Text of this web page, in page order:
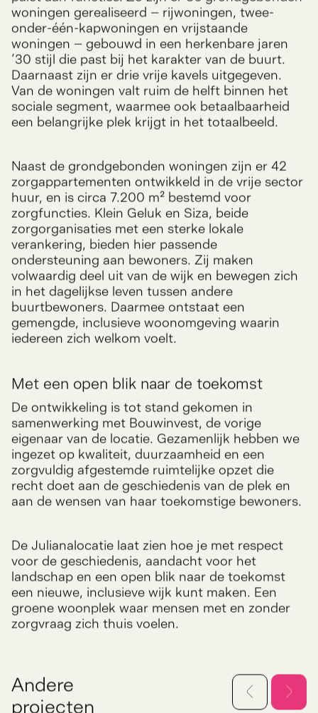
In het plan is ruimte gemaakt voor een breed
palet aan functies. Zo zijn er 86 grondgebonden
woningen gerealiseerd – rijwoningen, twee-
onder-één-kapwoningen en vrijstaande
woningen – gebouwd in een herkenbare jaren
’30 stijl die past bij het karakter van de buurt.
Daarnaast zijn er drie vrije kavels uitgegeven.
Van de woningen valt ruim de helft binnen het
sociale segment, waarmee ook betaalbaarheid
Naast de grondgebonden woningen zijn er 42
zorgappartementen ontwikkeld in de vrije sector
huur, en is circa 7.200 m² bestemd voor
zorgfuncties. Klein Geluk en Siza, beide
zorgorganisaties met een sterke lokale
verankering, bieden hier passende
ondersteuning aan bewoners. Zij maken
volwaardig deel uit van de wijk en bewegen zich
in het dagelijkse leven tussen andere
buurtbewoners. Daarmee ontstaat een
Met een open blik naar de toekomst
De ontwikkeling is tot stand gekomen in
samenwerking met Bouwinvest, de vorige
eigenaar van de locatie. Gezamenlijk hebben we
ingezet op kwaliteit, duurzaamheid en een
zorgvuldig afgestemde ruimtelijke opzet die
recht doet aan de geschiedenis van de plek en
De Julianalocatie laat zien hoe je met respect
voor de geschiedenis, aandacht voor het
landschap en een open blik naar de toekomst
een nieuwe, inclusieve wijk kunt maken. Een
groene woonplek waar mensen met en zonder